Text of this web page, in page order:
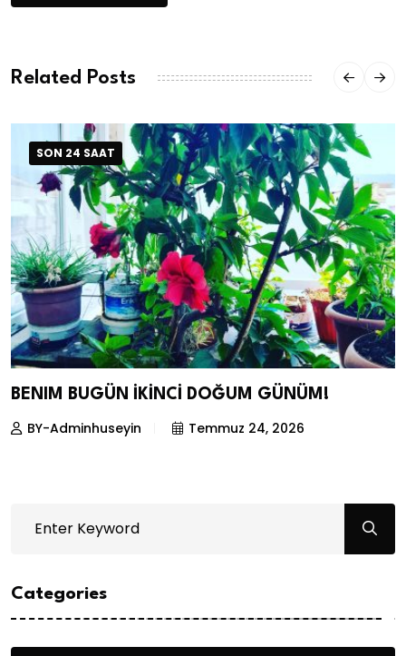
Related Posts
SON 24 SAAT
BENIM BUGÜN İKİNCİ DOĞUM GÜNÜM!
BY-Adminhuseyin Temmuz 24, 2026
Categories